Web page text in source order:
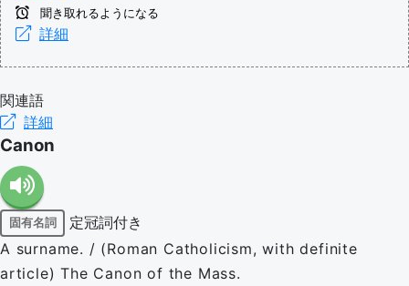
聞き取れるようになる
詳細
関連語
詳細
Canon
固有名詞
定冠詞付き
A surname. / (Roman Catholicism, with definite
article) The Canon of the Mass.